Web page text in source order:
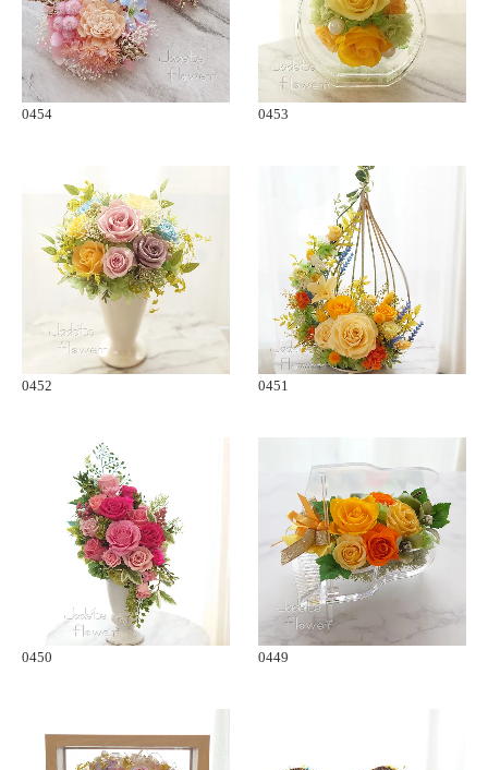
0454 0453
0452 0451
0450 0449